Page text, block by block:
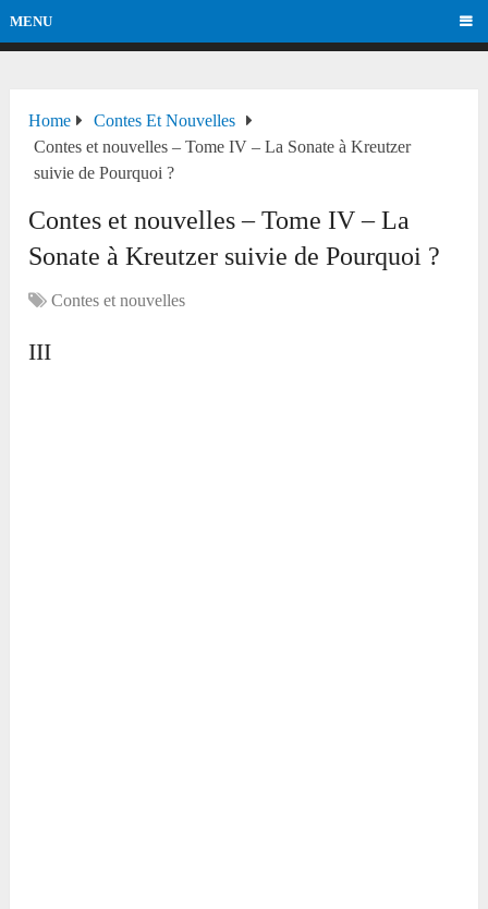
MENU
Home
Contes Et Nouvelles
Contes et nouvelles – Tome IV – La Sonate à Kreutzer
suivie de Pourquoi ?
Contes et nouvelles – Tome IV – La
Sonate à Kreutzer suivie de Pourquoi ?
Contes et nouvelles
III